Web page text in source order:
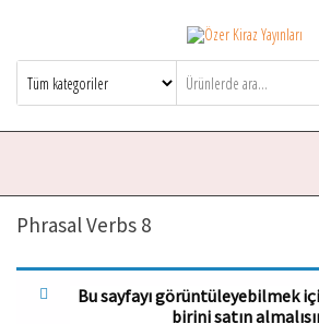
Özer Kiraz Yayınları
Phrasal Verbs 8
Bu sayfayı görüntüleyebilmek
birini satın